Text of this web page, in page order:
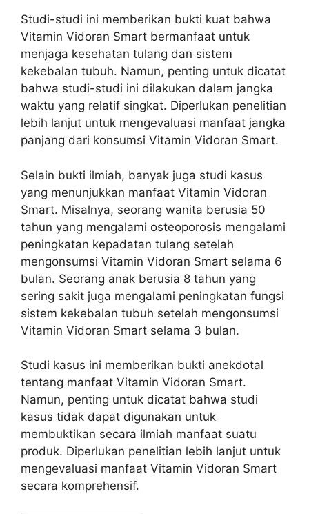
Studi-studi ini memberikan bukti kuat bahwa
Vitamin Vidoran Smart bermanfaat untuk
menjaga kesehatan tulang dan sistem
kekebalan tubuh. Namun, penting untuk dicatat
bahwa studi-studi ini dilakukan dalam jangka
waktu yang relatif singkat. Diperlukan penelitian
lebih lanjut untuk mengevaluasi manfaat jangka
panjang dari konsumsi Vitamin Vidoran Smart.
Selain bukti ilmiah, banyak juga studi kasus
yang menunjukkan manfaat Vitamin Vidoran
Smart. Misalnya, seorang wanita berusia 50
tahun yang mengalami osteoporosis mengalami
peningkatan kepadatan tulang setelah
mengonsumsi Vitamin Vidoran Smart selama 6
bulan. Seorang anak berusia 8 tahun yang
sering sakit juga mengalami peningkatan fungsi
sistem kekebalan tubuh setelah mengonsumsi
Vitamin Vidoran Smart selama 3 bulan.
Studi kasus ini memberikan bukti anekdotal
tentang manfaat Vitamin Vidoran Smart.
Namun, penting untuk dicatat bahwa studi
kasus tidak dapat digunakan untuk
membuktikan secara ilmiah manfaat suatu
produk. Diperlukan penelitian lebih lanjut untuk
mengevaluasi manfaat Vitamin Vidoran Smart
secara komprehensif.